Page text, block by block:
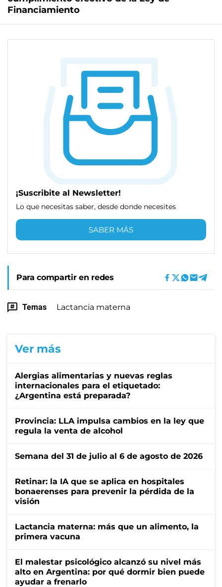
Financiamiento
¡Suscribite al Newsletter!
Lo que necesitas saber, desde donde necesites
SABER MÁS
Para compartir en redes
Temas Lactancia materna
Ver más
Alergias alimentarias y nuevas reglas
internacionales para el etiquetado:
¿Argentina está preparada?
Provincia: LLA impulsa cambios en la ley que
regula la venta de alcohol
Semana del 31 de julio al 6 de agosto de 2026
Retinar: la IA que se aplica en hospitales
bonaerenses para prevenir la pérdida de la
visión
Lactancia materna: más que un alimento, la
primera vacuna
El malestar psicológico alcanzó su nivel más
alto en Argentina: por qué dormir bien puede
ayudar a frenarlo